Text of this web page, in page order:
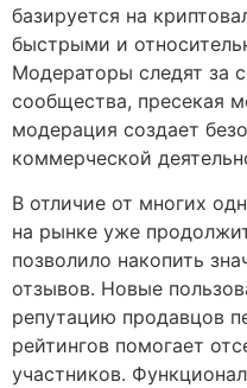
базируется на
быстрыми и
Модераторы следят за
сообщества, пресекая
модерация создает
коммерческой
В отличие от многих
на рынке уже
позволило накопить
отзывов. Новые
репутацию продавцов
рейтингов помогает
участников.